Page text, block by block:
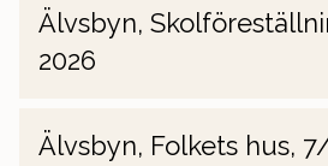
Älvsbyn,
2026
Älvsbyn, Folkets hus,